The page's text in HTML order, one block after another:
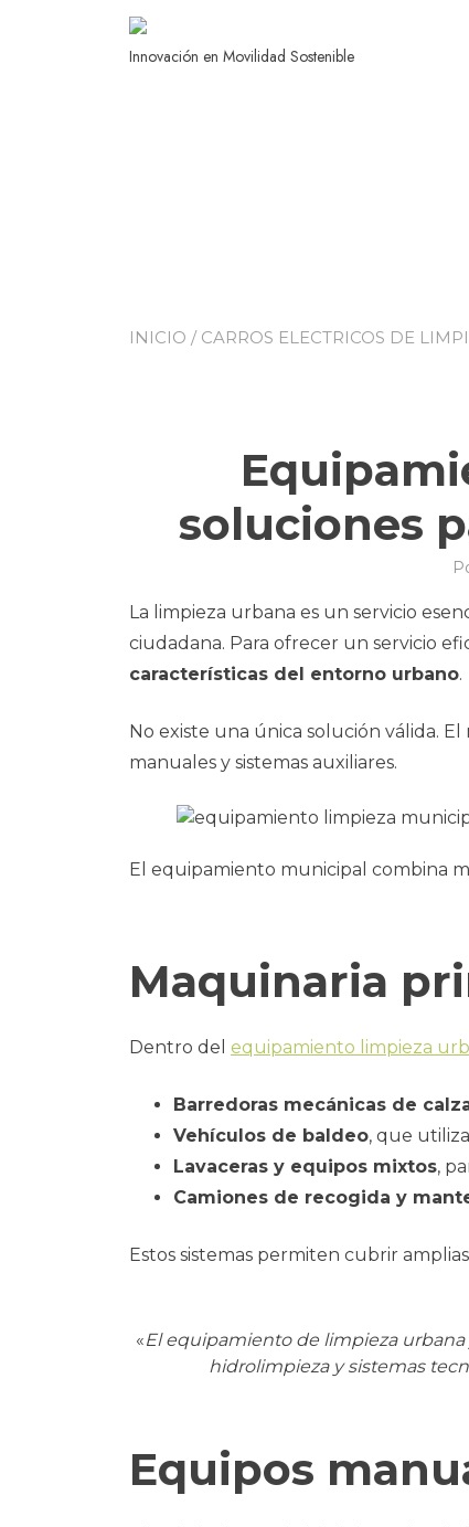
Innovación en Movilidad Sostenible
INICIO / CARROS ELECTRICOS DE
soluciones
La limpieza urbana es un servicio
ciudadana. Para ofrecer un servicio
características del entorno urbano.
No existe una única solución válida.
manuales y sistemas auxiliares.
El equipamiento municipal combina
Maquinaria
Dentro del equipamiento limpieza
Barredoras mecánicas de
Vehículos de baldeo, que
Lavaceras y equipos mixtos,
Camiones de recogida y
Estos sistemas permiten cubrir
«El equipamiento de limpieza
hidrolimpieza y sistemas
Equipos